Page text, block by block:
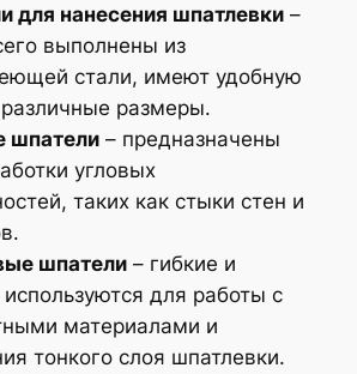
для нанесения шпатлевки–
выполнены из
стали, имеют удобную
различные размеры.
шпатели– предназначены
угловых
таких как стыки стен и
шпатели– гибкие и
для работы с
материалами и
тонкого слоя шпатлевки.